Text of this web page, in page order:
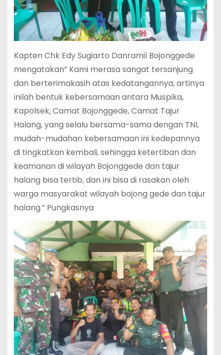
Kapten Chk Edy Sugiarto Danramil Bojonggede
mengatakan” Kami merasa sangat tersanjung
dan berterimakasih atas kedatangannya, artinya
inilah bentuk kebersamaan antara Muspika,
Kapolsek, Camat Bojonggede, Camat Tajur
Halang, yang selalu bersama-sama dengan TNI,
mudah-mudahan kebersamaan ini kedepannya
di tingkatkan kembali, sehingga ketertiban dan
keamanan di wilayah Bojonggede dan tajur
halang bisa tertib, dan ini bisa di rasakan oleh
warga masyarakat wilayah bojong gede dan tajur
halang.” Pungkasnya